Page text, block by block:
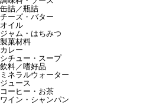
缶詰／瓶詰
チーズ・バター
オイル
ジャム・はちみつ
製菓材料
カレー
シチュー・スープ
飲料／嗜好品
ミネラルウォーター
ジュース
コーヒー・お茶
ワイン・シャンパン